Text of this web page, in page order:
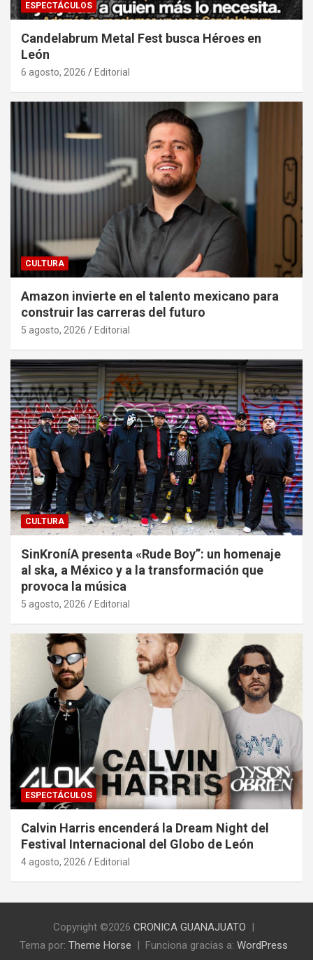
ESPECTÁCULOS
Candelabrum Metal Fest busca Héroes en
León
6 agosto, 2026 Editorial
CULTURA
Amazon invierte en el talento mexicano para
construir las carreras del futuro
5 agosto, 2026 Editorial
CULTURA
SinKroníA presenta «Rude Boy”: un homenaje
al ska, a México y a la transformación que
provoca la música
5 agosto, 2026 Editorial
ESPECTÁCULOS
Calvin Harris encenderá la Dream Night del
Festival Internacional del Globo de León
4 agosto, 2026 Editorial
Copyright ©2026 CRONICA GUANAJUATO
Tema por: Theme Horse Funciona gracias a: WordPress